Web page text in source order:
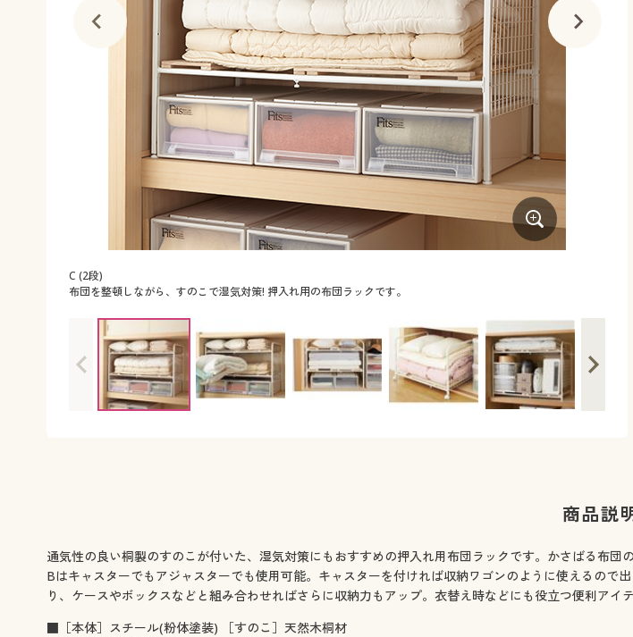
C (2段)
布団を整頓しながら、すのこで湿気対策! 押入れ用の布団ラックです。
商品説
通気性の良い桐製のすのこが付いた、湿気対策にもおすすめの押入れ用布団ラックです。かさばる布
Bはキャスターでもアジャスターでも使用可能。キャスターを付ければ収納ワゴンのように使えるの
り、ケースやボックスなどと組み合わせればさらに収納力もアップ。衣替え時などにも役立つ便利アイテ
■［本体］スチール(粉体塗装) ［すのこ］天然木桐材